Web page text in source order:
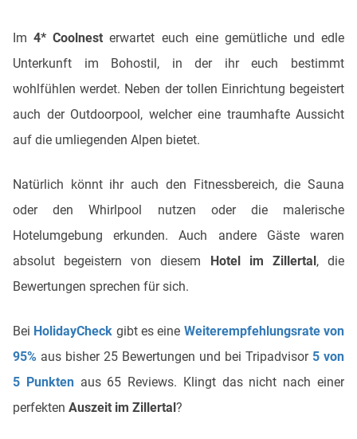
Im4* Coolnest erwartet euch eine gemütliche und edle
Unterkunft im Bohostil, in der ihr euch bestimmt
wohlfühlen werdet. Neben der tollen Einrichtung begeistert
auch der Outdoorpool, welcher eine traumhafte Aussicht
auf die umliegenden Alpen bietet.
Natürlich könnt ihr auch den Fitnessbereich, die Sauna
oder den Whirlpool nutzen oder die malerische
Hotelumgebung erkunden. Auch andere Gäste waren
absolut begeistern von diesem Hotel im Zillertal, die
Bewertungen sprechen für sich.
Bei HolidayCheck gibt es eine Weiterempfehlungsrate von
95% aus bisher 25 Bewertungen und bei Tripadvisor 5 von
5 Punktenaus 65 Reviews. Klingt das nicht nach einer
perfekten Auszeit im Zillertal?